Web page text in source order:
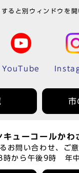
ると別ウィンドウを
YouTube
市
キューコールかわ
お問い合わせ、ご
8時から午後9時 年中